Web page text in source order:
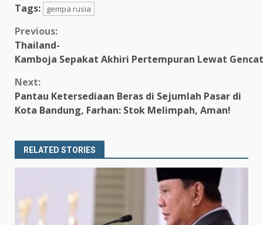
Tags: gempa rusia
Continue
Reading
Previous:
Thailand-
Kamboja Sepakat Akhiri Pertempuran Lewat
Next:
Pantau Ketersediaan Beras di Sejumlah Pasar di
Kota Bandung, Farhan: Stok Melimpah, Aman!
RELATED STORIES